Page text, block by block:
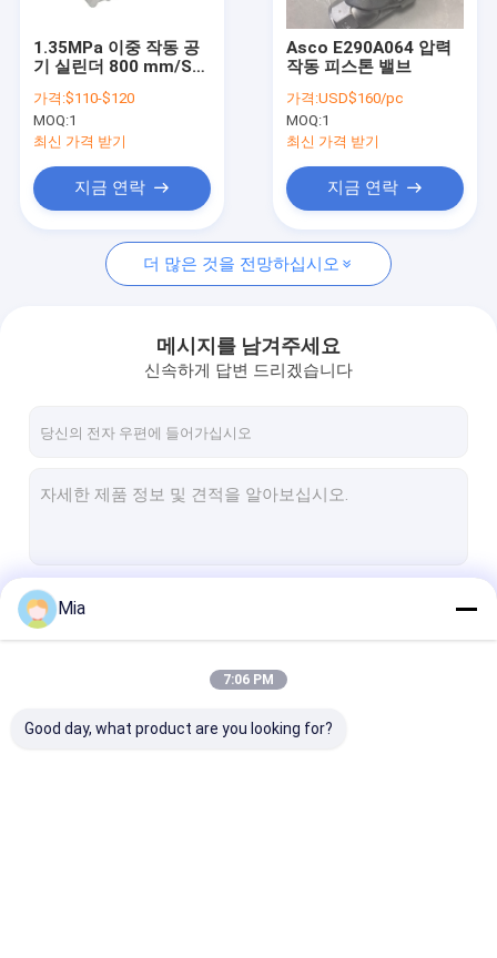
인용문을 요구하세요
디지털 압력 계측기
정확성 증압기
프로그램 논리 제어기
제어 밸브류
1.35MPa 이중 작동 공
기 실린더 800 mm/S
가격:$110-$120
MOQ:1
최신 가격 받기
지금 연락
Asco E290A064 압력
작동 피스톤 밸브
가격:USD$160/pc
MOQ:1
최신 가격 받기
지금 연락
더 많은 것을 전망하십시오
메시지를 남겨주세요
신속하게 답변 드리겠습니다
Mia
7:06 PM
Good day, what product are you looking for?